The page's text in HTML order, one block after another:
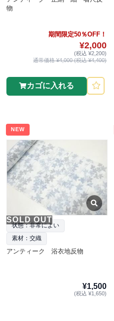
物
期間限定50％OFF！
¥2,000
(税込 ¥2,200)
通常価格 ¥4,000 (税込 ¥4,400)
カゴに入れる
NEW
SOLD OUT
状態：非常によい
素材：交織
アンティーク 浴衣地反物
¥1,500
(税込 ¥1,650)